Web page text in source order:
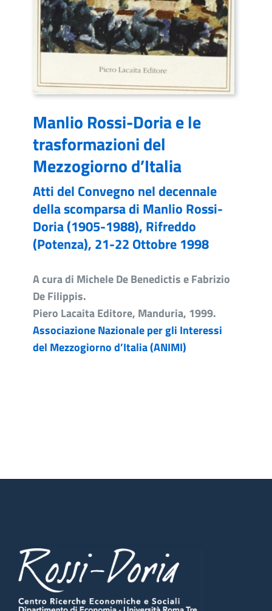
Manlio Rossi-Doria e le
trasformazioni del
Mezzogiorno d’Italia
Atti del Convegno nel decennale
della scomparsa di Manlio Rossi-
Doria (1905-1988), Rifreddo
(Potenza), 21-22 Ottobre 1998
A cura di Michele De Benedictis e Fabrizio
De Filippis.
Piero Lacaita Editore, Manduria, 1999.
Associazione Nazionale per gli Interessi
del Mezzogiorno d’Italia (ANIMI)